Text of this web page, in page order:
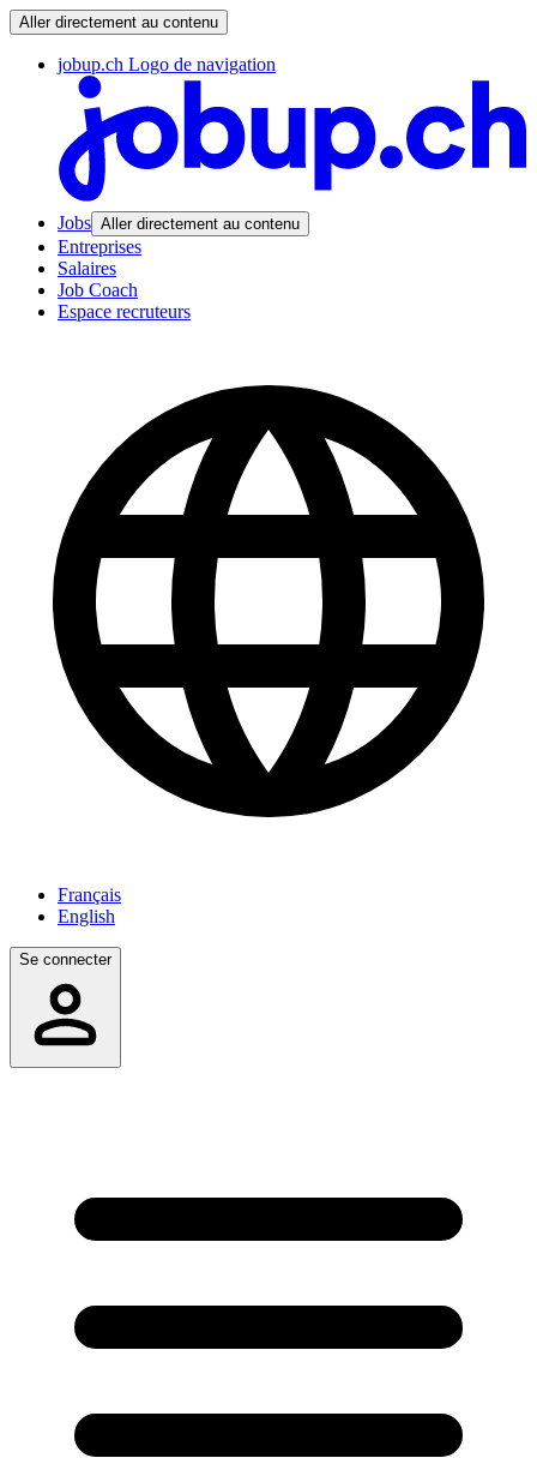
Aller directement au contenu
jobup.ch Logo de navigation
Jobs Aller directement au contenu
Entreprises
Salaires
Job Coach
Espace recruteurs
Français
English
Se connecter